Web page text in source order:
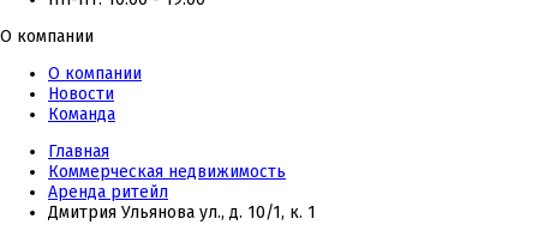
О компании
О компании
Новости
Команда
Главная
Коммерческая недвижимость
Аренда ритейл
Дмитрия Ульянова ул., д. 10/1, к. 1